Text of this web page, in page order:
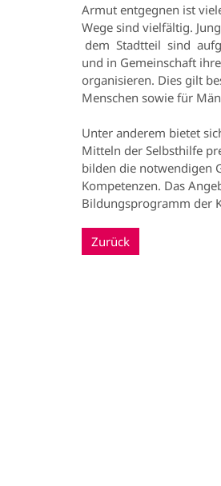
Armut entgegnen ist
Wege sind vielfältig.
dem Stadtteil sind
und in Gemeinschaft
organisieren. Dies gilt
Menschen sowie für
Unter anderem bietet
Mitteln der Selbsthilfe
bilden die notwendigen
Kompetenzen. Das
Bildungsprogramm der
Zurück